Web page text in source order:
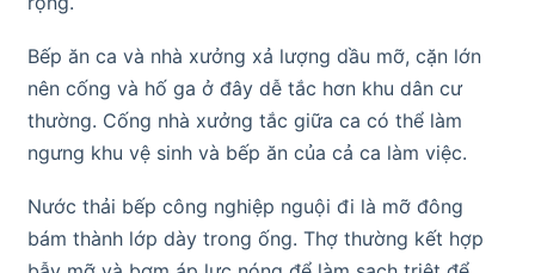
Bếp ăn ca và nhà xưởng xả lượng dầu mỡ, cặn lớn
nên cống và hố ga ở đây dễ tắc hơn khu dân cư
thường. Cống nhà xưởng tắc giữa ca có thể làm
ngưng khu vệ sinh và bếp ăn của cả ca làm việc.
Nước thải bếp công nghiệp nguội đi là mỡ đông
bám thành lớp dày trong ống. Thợ thường kết hợp